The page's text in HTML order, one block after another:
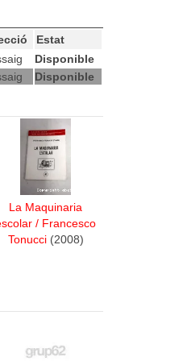
Estat
Disponible
Disponible
La Maquinaria
/ Francesco
Tonucci(2008)